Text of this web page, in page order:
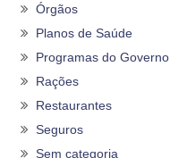
Órgãos
Planos de Saúde
Programas do Governo
Rações
Restaurantes
Seguros
Sem categoria